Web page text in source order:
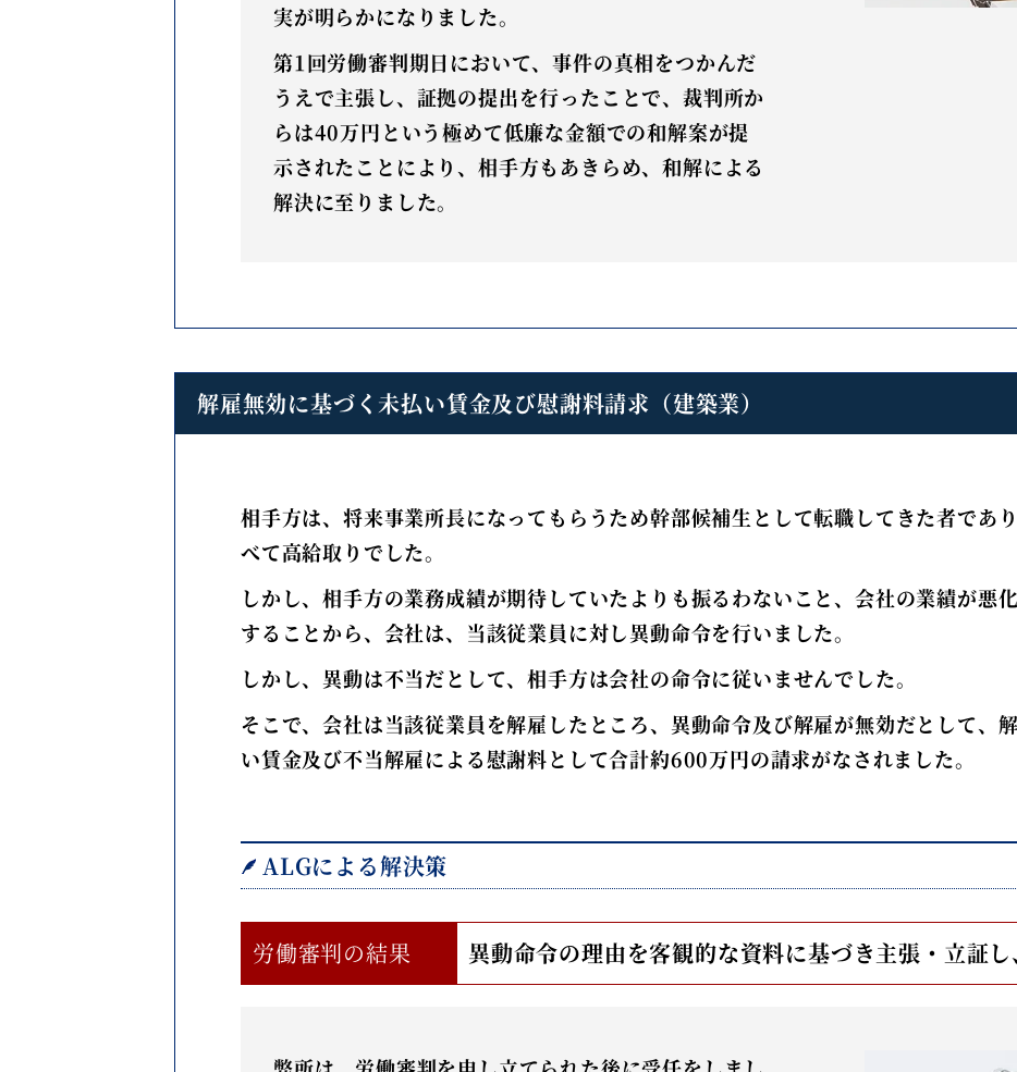
実が明らかになりました。
第1回労働審判期日において、事件の真相をつかんだ
うえで主張し、証拠の提出を行ったことで、裁判所か
らは40万円という極めて低廉な金額での和解案が提
示されたことにより、相手方もあきらめ、和解による
解決に至りました。
解雇無効に基づく未払い賃金及び慰謝料請求（建築業）
相手方は、将来事業所長になってもらうため幹部候補生として転職してきた者であ
べて高給取りでした。
しかし、相手方の業務成績が期待していたよりも振るわないこと、会社の業績が悪
することから、会社は、当該従業員に対し異動命令を行いました。
しかし、異動は不当だとして、相手方は会社の命令に従いませんでした。
そこで、会社は当該従業員を解雇したところ、異動命令及び解雇が無効だとして、
い賃金及び不当解雇による慰謝料として合計約600万円の請求がなされました。
ALGによる解決策
労働審判の結果 異動命令の理由を客観的な資料に基づき主張・立証